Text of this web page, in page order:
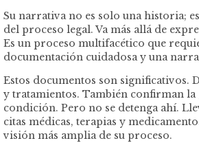
Su narrativa no es solo una historia;
del proceso legal. Va más allá de
Es un proceso multifacético que
documentación cuidadosa y una
Estos documentos son significativos.
y tratamientos. También confirman la
condición. Pero no se detenga ahí.
citas médicas, terapias y
visión más amplia de su proceso.